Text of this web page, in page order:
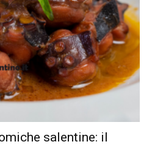
salentine: il